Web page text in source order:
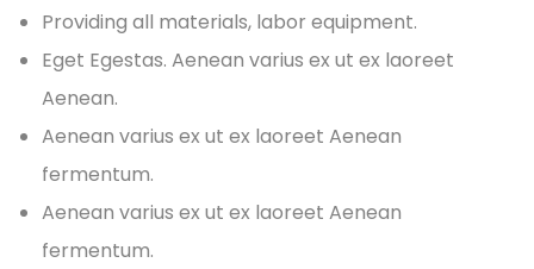
Providing all materials, labor equipment.
Eget Egestas. Aenean varius ex ut ex laoreet
Aenean.
Aenean varius ex ut ex laoreet Aenean
fermentum.
Aenean varius ex ut ex laoreet Aenean
fermentum.